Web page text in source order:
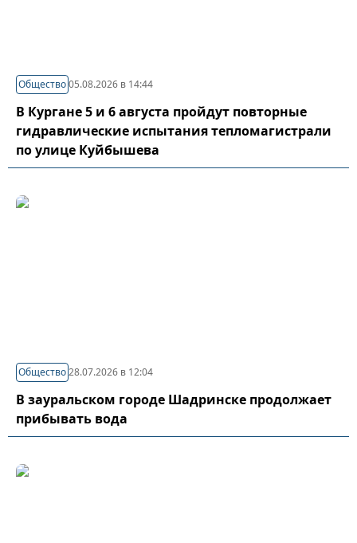
Общество05.08.2026 в 14:44
В Кургане 5 и 6 августа пройдут повторные
гидравлические испытания тепломагистрали
по улице Куйбышева
Общество28.07.2026 в 12:04
В зауральском городе Шадринске продолжает
прибывать вода